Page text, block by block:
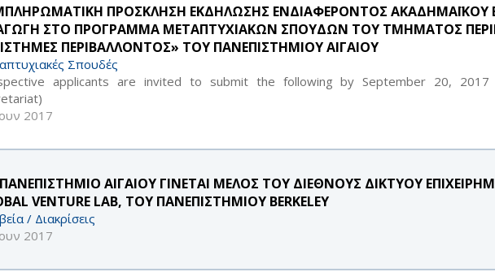
ΠΡΟΣΚΛΗΣΗ ΕΚΔΗΛΩΣΗΣ ΕΝΔΙΑΦΕΡΟΝΤΟΣ ΑΚΑΔΗΜΑΪΚΟΥ
ΣΤΟ ΠΡΟΓΡΑΜΜΑ ΜΕΤΑΠΤΥΧΙΑΚΩΝ ΣΠΟΥΔΩΝ ΤΟΥ ΤΜΗΜΑΤΟΣ
ΠΕΡΙΒΑΛΛΟΝΤΟΣ» ΤΟΥ ΠΑΝΕΠΙΣΤΗΜΙΟΥ ΑΙΓΑΙΟΥ
Σπουδές
applicants are invited to submit the following by September 20, 2017
2017
ΑΙΓΑΙΟΥ ΓΙΝΕΤΑΙ ΜΕΛΟΣ ΤΟΥ ΔΙΕΘΝΟΥΣ ΔΙΚΤΥΟΥ
VENTURE LAB, ΤΟΥ ΠΑΝΕΠΙΣΤΗΜΙΟΥ BERKELEY
/ Διακρίσεις
2017